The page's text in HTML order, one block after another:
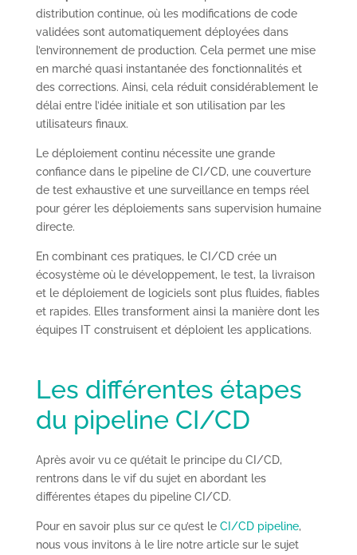
distribution continue, où les modifications de code
validées sont automatiquement déployées dans
l’environnement de production. Cela permet une mise
en marché quasi instantanée des fonctionnalités et
des corrections. Ainsi, cela réduit considérablement le
délai entre l’idée initiale et son utilisation par les
utilisateurs finaux.
Le déploiement continu nécessite une grande
confiance dans le pipeline de CI/CD, une couverture
de test exhaustive et une surveillance en temps réel
pour gérer les déploiements sans supervision humaine
directe.
En combinant ces pratiques, le CI/CD crée un
écosystème où le développement, le test, la livraison
et le déploiement de logiciels sont plus fluides, fiables
et rapides. Elles transforment ainsi la manière dont les
équipes IT construisent et déploient les applications.
Les différentes étapes
du pipeline CI/CD
Après avoir vu ce qu’était le principe du CI/CD,
rentrons dans le vif du sujet en abordant les
différentes étapes du pipeline CI/CD.
Pour en savoir plus sur ce qu’est leCI/CD pipeline,
nous vous invitons à le lire notre article sur le sujet